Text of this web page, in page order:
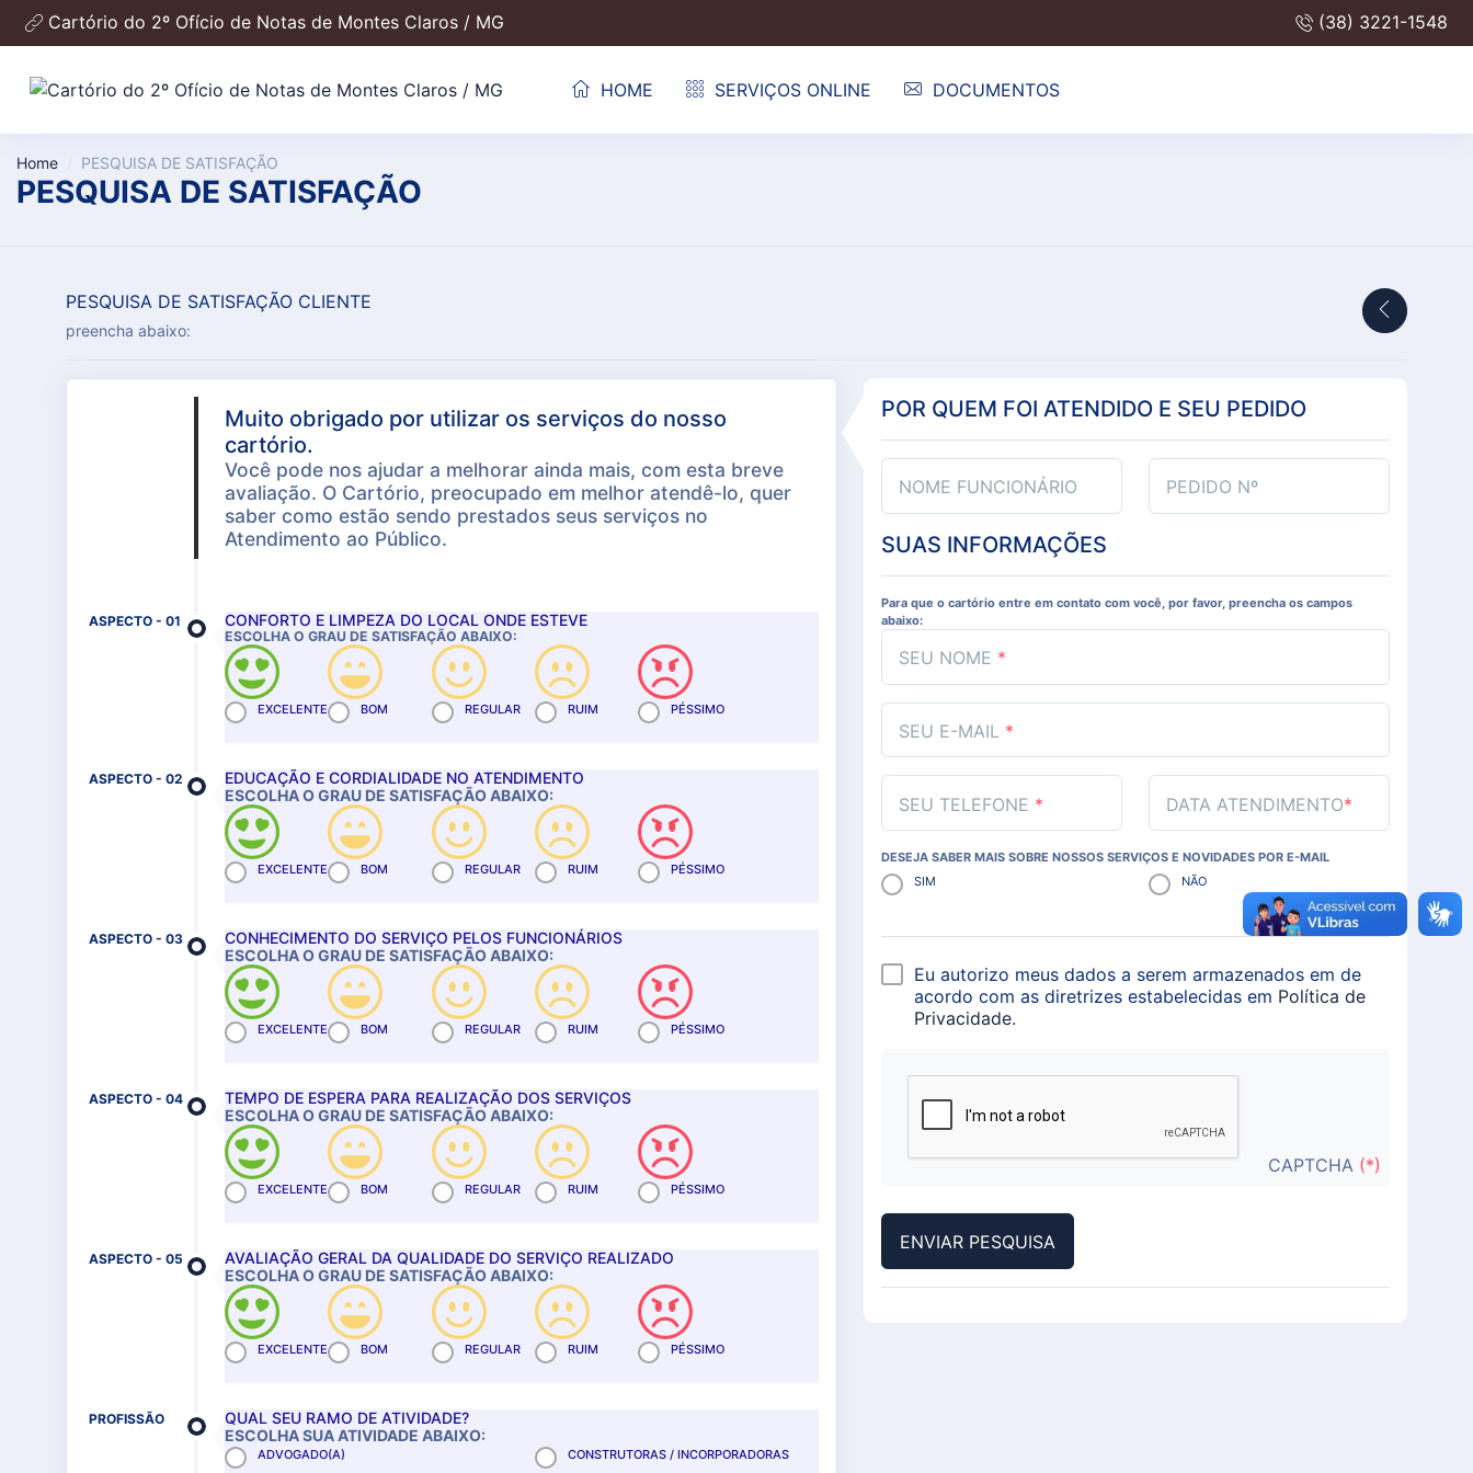
Cartório do 2º Ofício de Notas de Montes Claros / MG (38) 3221-1548
HOME SERVIÇOS ONLINE DOCUMENTOS
Home PESQUISA DE SATISFAÇÃO
PESQUISA DE SATISFAÇÃO
PESQUISA DE SATISFAÇÃO CLIENTE
preencha abaixo:
Muito obrigado por utilizar os serviços do nosso
cartório.
Você pode nos ajudar a melhorar ainda mais, com esta breve
avaliação. O Cartório, preocupado em melhor atendê-lo, quer
saber como estão sendo prestados seus serviços no
Atendimento ao Público.
ASPECTO - 01 CONFORTO E LIMPEZA DO LOCAL ONDE ESTEVE
ESCOLHA O GRAU DE SATISFAÇÃO ABAIXO:
EXCELENTE BOM REGULAR RUIM PÉSSIMO
ASPECTO - 02
EDUCAÇÃO E CORDIALIDADE NO ATENDIMENTO
ESCOLHA O GRAU DE SATISFAÇÃO ABAIXO:
EXCELENTE BOM REGULAR RUIM PÉSSIMO
ASPECTO - 03
CONHECIMENTO DO SERVIÇO PELOS FUNCIONÁRIOS
ESCOLHA O GRAU DE SATISFAÇÃO ABAIXO:
EXCELENTE BOM REGULAR RUIM PÉSSIMO
ASPECTO - 04
TEMPO DE ESPERA PARA REALIZAÇÃO DOS SERVIÇOS
ESCOLHA O GRAU DE SATISFAÇÃO ABAIXO:
EXCELENTE BOM REGULAR RUIM PÉSSIMO
ASPECTO - 05
AVALIAÇÃO GERAL DA QUALIDADE DO SERVIÇO REALIZADO
ESCOLHA O GRAU DE SATISFAÇÃO ABAIXO:
EXCELENTE BOM REGULAR RUIM PÉSSIMO
PROFISSÃO
QUAL SEU RAMO DE ATIVIDADE?
ESCOLHA SUA ATIVIDADE ABAIXO:
ADVOGADO(A) CONSTRUTORAS / INCORPORADORAS
POR QUEM FOI ATENDIDO E SEU PEDIDO
NOME FUNCIONÁRIO PEDIDO Nº
SUAS INFORMAÇÕES
Para que o cartório entre em contato com você, por favor, preencha os campos
abaixo:
SEU NOME *
SEU E-MAIL *
SEU TELEFONE * DATA ATENDIMENTO*
DESEJA SABER MAIS SOBRE NOSSOS SERVIÇOS E NOVIDADES POR E-MAIL
SIM
NÃO
Eu autorizo meus dados a serem armazenados em de
acordo com as diretrizes estabelecidas em Política de
Privacidade.
CAPTCHA (*)